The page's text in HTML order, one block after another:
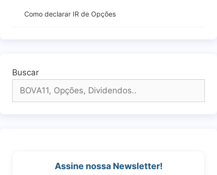
Como declarar IR de Opções
Buscar
Assine nossa Newsletter!